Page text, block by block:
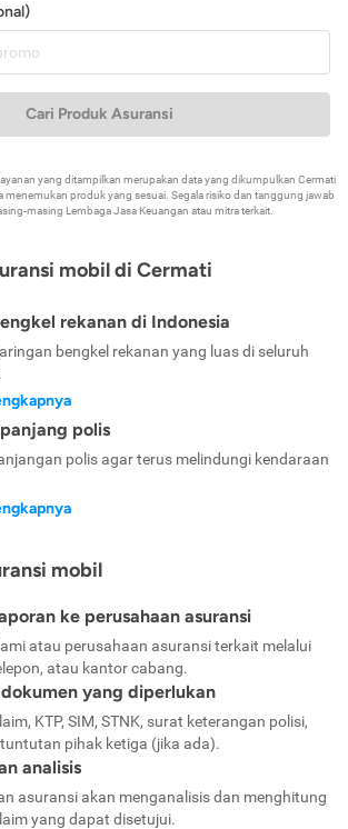
Cari Produk Asuransi
yang ditampilkan merupakan data yang dikumpulkan Cermati
produk yang sesuai. Segala risiko dan tanggung jawab
masing Lembaga Jasa Keuangan atau mitra terkait.
mobil di Cermati
rekanan di Indonesia
bengkel rekanan yang luas di seluruh
polis
polis agar terus melindungi kendaraan
mobil
ke perusahaan asuransi
atau perusahaan asuransi terkait melalui
atau kantor cabang.
yang diperlukan
KTP, SIM, STNK, surat keterangan polisi,
pihak ketiga (jika ada).
analisis
asuransi akan menganalisis dan menghitung
yang dapat disetujui.